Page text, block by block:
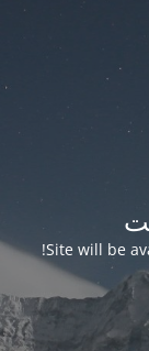
Site will be